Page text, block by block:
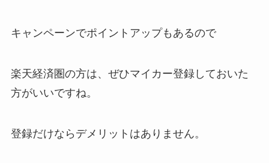
キャンペーンでポイントアップもあるので
楽天経済圏の方は、ぜひマイカー登録しておいた
方がいいですね。
登録だけならデメリットはありません。